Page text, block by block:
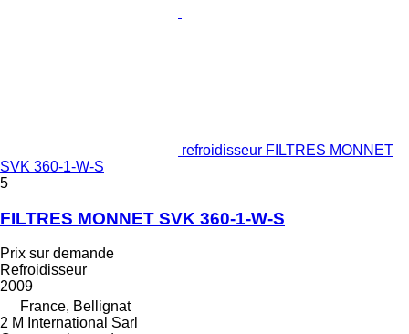
refroidisseur FILTRES MONNET
SVK 360-1-W-S
5
FILTRES MONNET SVK 360-1-W-S
Prix sur demande
Refroidisseur
2009
France, Bellignat
2 M International Sarl